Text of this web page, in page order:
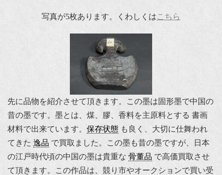
写真が5枚あります。くわしくはこちら
先に品物を紹介させて頂きます。この墨は固形墨で中国の
昔の墨です。墨とは、煤、膠、香料を主原料とする 書画
材料で出来ています。 保存状態 も良く、大切に仕舞われ
てきた 逸品 で買取ました。この墨も昔の墨ですが、日本
の江戸時代頃の中国の墨は貴重な 骨董品 で高価買取させ
て頂きます。この作品は、競り市やオークションで買い受